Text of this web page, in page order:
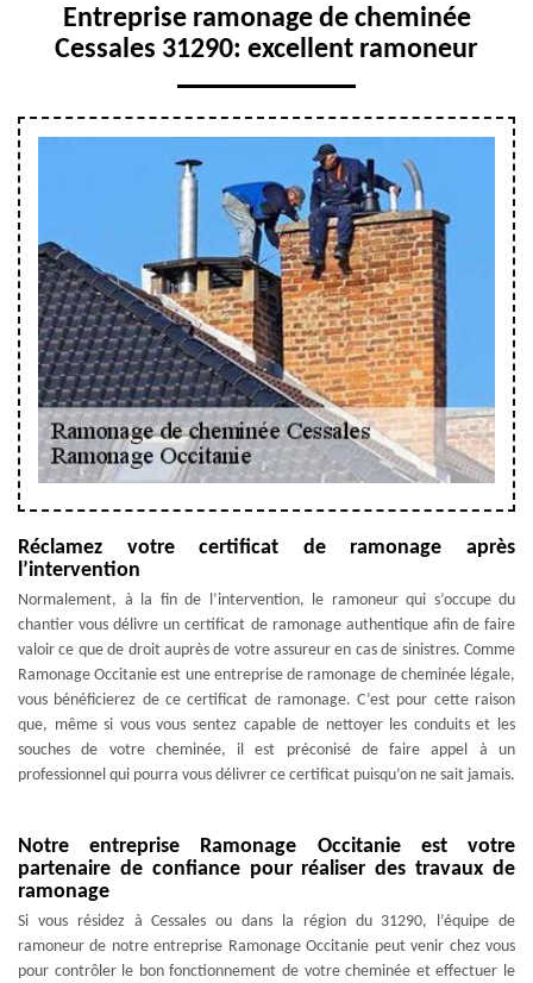
Entreprise ramonage de cheminée
Cessales 31290: excellent ramoneur
Réclamez votre certificat de ramonage après
l’intervention
Normalement, à la fin de l’intervention, le ramoneur qui s’occupe du
chantier vous délivre un certificat de ramonage authentique afin de faire
valoir ce que de droit auprès de votre assureur en cas de sinistres. Comme
Ramonage Occitanie est une entreprise de ramonage de cheminée légale,
vous bénéficierez de ce certificat de ramonage. C’est pour cette raison
que, même si vous vous sentez capable de nettoyer les conduits et les
souches de votre cheminée, il est préconisé de faire appel à un
professionnel qui pourra vous délivrer ce certificat puisqu’on ne sait jamais.
Notre entreprise Ramonage Occitanie est votre
partenaire de confiance pour réaliser des travaux de
ramonage
Si vous résidez à Cessales ou dans la région du 31290, l’équipe de
ramoneur de notre entreprise Ramonage Occitanie peut venir chez vous
pour contrôler le bon fonctionnement de votre cheminée et effectuer le